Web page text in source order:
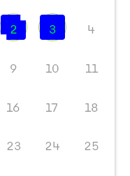
2 3 4
9 10 11
16 17 18
23 24 25